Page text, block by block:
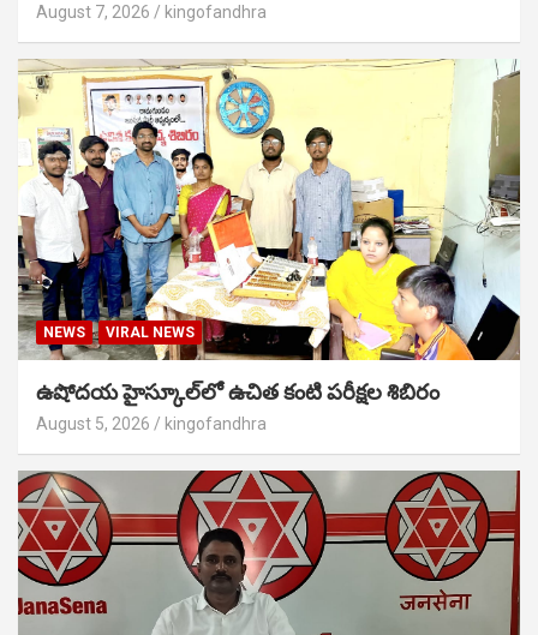
August 7, 2026 kingofandhra
NEWS VIRAL NEWS
ఉషోదయ హైస్కూల్‌లో ఉచిత కంటి పరీక్షల శిబిరం
August 5, 2026 kingofandhra